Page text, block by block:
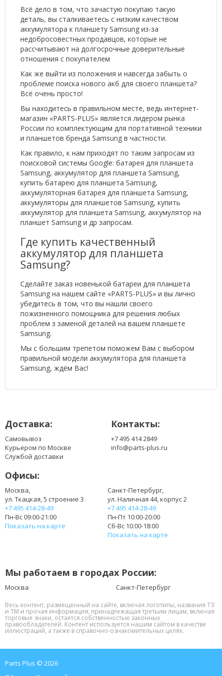
Всё дело в том, что зачастую покупаю такую
деталь, вы сталкиваетесь с низким качеством
аккумулятора к планшету Samsung из-за
недобросовестных продавцов, которые не
рассчитывают на долгосрочные доверительные
отношения с покупателем
Как же выйти из положения и навсегда забыть о
проблеме поиска нового акб для своего планшета?
Всё очень просто!
Вы находитесь в правильном месте, ведь интернет-
магазин «PARTS-PLUS» является лидером рынка
России по комплектующим для портативной техники
и планшетов бренда Samsung в частности.
Как правило, к нам приходят по таким запросам из
поисковой системы Google: батарея для планшета
Samsung, аккумулятор для планшета Samsung,
купить батарею для планшета Samsung,
аккумуляторная батарея для планшета Samsung,
аккумуляторы для планшетов Samsung, купить
аккумулятор для планшета Samsung, аккумулятор на
планшет Samsung и др запросам.
Где купить качественный
аккумулятор для планшета
Samsung?
Сделайте заказ новенькой батареи для планшета
Samsung на нашем сайте «PARTS-PLUS» и вы лично
убедитесь в том, что вы нашли своего
пожизненного помощника для решения любых
проблем з заменой деталей на вашем планшете
Samsung.
Мы с большим трепетом поможем Вам с выбором
правильной модели аккумулятора для планшета
Samsung, ждём Вас!
Доставка:
Самовывоз
Курьером по Москве
Службой доставки
Контакты:
+7 495 414 2849
info@parts-plus.ru
Офисы:
Москва,
ул. Ткацкая, 5 строение 3
+7 495 414-28-49
Пн-Вс 09:00-21:00
Показать на карте
Санкт-Петербург,
ул. Наличная 44, корпус 2
+7 495 414-28-49
Пн-Пт 10:00-20:00
Сб-Вс 10:00-18:00
Показать на карте
Мы работаем в городах России:
Москва Санкт-Петербург
Весь контент, размещенный на сайте, включая логотипы, названия ТЗ
и ТМ и прочая информация, принадлежащая третьим лицам, включая
торговые знаки, остается собственностью законных
правообладателей. Контент используется нашим сайтом в качестве
иллюстраций, а также в справочно-ознакомительных целях.
Parts Plus © 2026